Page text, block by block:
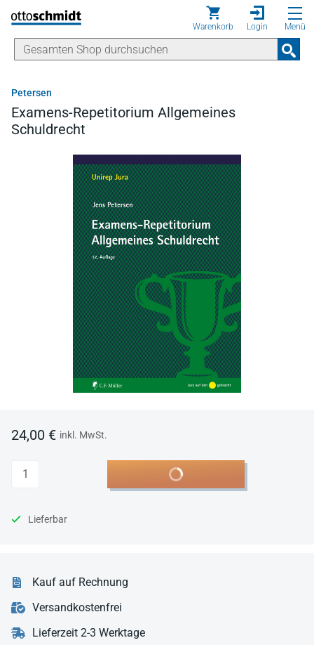
Direkt zum Inhalt
Warenkorb Login Menü
Petersen
Examens-Repetitorium Allgemeines
Schuldrecht
24,00 € inkl. MwSt.
Anzahl In den Warenkorb
Lieferbar
Kauf auf Rechnung
Versandkostenfrei
Lieferzeit 2-3 Werktage